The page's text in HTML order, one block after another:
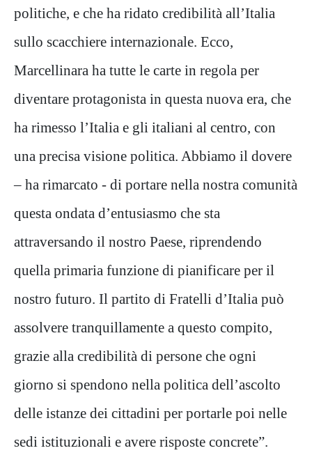
politiche, e che ha ridato credibilità all’Italia
sullo scacchiere internazionale. Ecco,
Marcellinara ha tutte le carte in regola per
diventare protagonista in questa nuova era, che
ha rimesso l’Italia e gli italiani al centro, con
una precisa visione politica. Abbiamo il dovere
– ha rimarcato - di portare nella nostra comunità
questa ondata d’entusiasmo che sta
attraversando il nostro Paese, riprendendo
quella primaria funzione di pianificare per il
nostro futuro. Il partito di Fratelli d’Italia può
assolvere tranquillamente a questo compito,
grazie alla credibilità di persone che ogni
giorno si spendono nella politica dell’ascolto
delle istanze dei cittadini per portarle poi nelle
sedi istituzionali e avere risposte concrete”.